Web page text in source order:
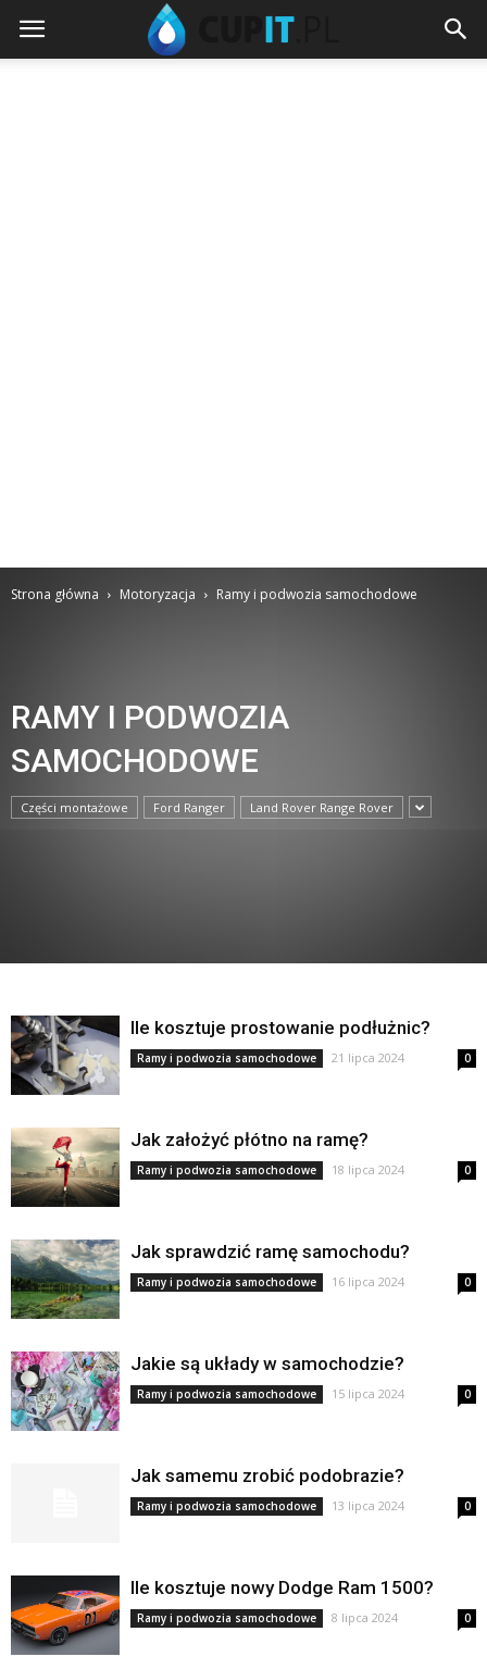
Strona główna Motoryzacja Ramy i podwozia samochodowe
RAMY I PODWOZIA
SAMOCHODOWE
Części montażowe Ford Ranger Land Rover Range Rover
Ile kosztuje prostowanie podłużnic?
Ramy i podwozia samochodowe 21 lipca 2024 0
Jak założyć płótno na ramę?
Ramy i podwozia samochodowe 18 lipca 2024 0
Jak sprawdzić ramę samochodu?
Ramy i podwozia samochodowe 16 lipca 2024 0
Jakie są układy w samochodzie?
Ramy i podwozia samochodowe 15 lipca 2024 0
Jak samemu zrobić podobrazie?
Ramy i podwozia samochodowe 13 lipca 2024 0
Ile kosztuje nowy Dodge Ram 1500?
Ramy i podwozia samochodowe 8 lipca 2024 0